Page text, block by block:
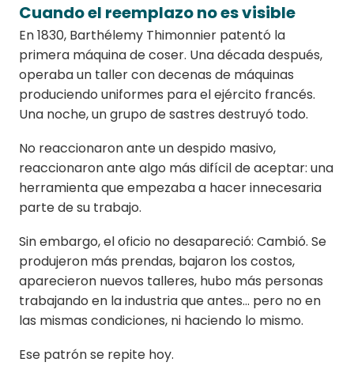
Cuando el reemplazo no es visible
En 1830, Barthélemy Thimonnier patentó la
primera máquina de coser. Una década después,
operaba un taller con decenas de máquinas
produciendo uniformes para el ejército francés.
Una noche, un grupo de sastres destruyó todo.
No reaccionaron ante un despido masivo,
reaccionaron ante algo más difícil de aceptar: una
herramienta que empezaba a hacer innecesaria
parte de su trabajo.
Sin embargo, el oficio no desapareció: Cambió. Se
produjeron más prendas, bajaron los costos,
aparecieron nuevos talleres, hubo más personas
trabajando en la industria que antes... pero no en
las mismas condiciones, ni haciendo lo mismo.
Ese patrón se repite hoy.